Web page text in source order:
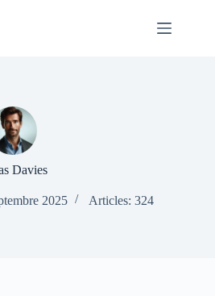
Davies
2025 Articles: 324